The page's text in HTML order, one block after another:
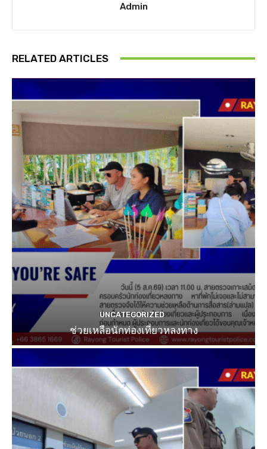
Admin
RELATED ARTICLES
UNCATEGORIZED
ช่วยเหลือนักท่องเที่ยวหลงทาง